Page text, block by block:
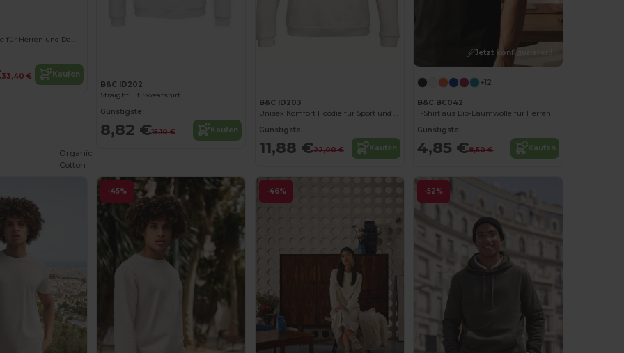
Baumwoll Hoodie für Herren und Damen
33,40 € Kaufen
B&C ID202
Straight Fit Sweatshirt
Günstigste:
8,82 €15,10 € Kaufen
B&C ID203
Unisex Komfort Hoodie für Sport und Freizeit
Günstigste:
11,88 €22,00 € Kaufen
Jetzt konfigurieren!
+12
B&C BC042
T-Shirt aus Bio-Baumwolle für Herren
Günstigste:
4,85 €8,50 € Kaufen
-45%
Organic
Cotton
-46% -52%